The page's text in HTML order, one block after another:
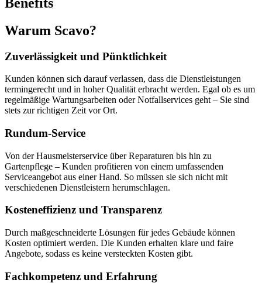
Warum Scavo?
Zuverlässigkeit und Pünktlichkeit
Kunden können sich darauf verlassen, dass die Dienstleistungen
termingerecht und in hoher Qualität erbracht werden. Egal ob es um
regelmäßige Wartungsarbeiten oder Notfallservices geht – Sie sind
stets zur richtigen Zeit vor Ort.
Rundum-Service
Von der Hausmeisterservice über Reparaturen bis hin zu
Gartenpflege – Kunden profitieren von einem umfassenden
Serviceangebot aus einer Hand. So müssen sie sich nicht mit
verschiedenen Dienstleistern herumschlagen.
Kosteneffizienz und Transparenz
Durch maßgeschneiderte Lösungen für jedes Gebäude können
Kosten optimiert werden. Die Kunden erhalten klare und faire
Angebote, sodass es keine versteckten Kosten gibt.
Fachkompetenz und Erfahrung